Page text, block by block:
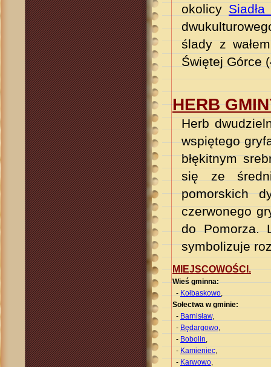
okolicy
ślady z
Świętej Górce
HERB
Herb
wspiętego
błękitnym
się ze
pomorskich
czerwonego
do Pomorza.
symbolizuje
MIEJSCOWOŚCI.
Wieś gminna:
- Kołbaskowo,
Sołectwa w gminie:
- Barnisław,
- Będargowo,
- Bobolin,
- Kamieniec,
- Karwowo,